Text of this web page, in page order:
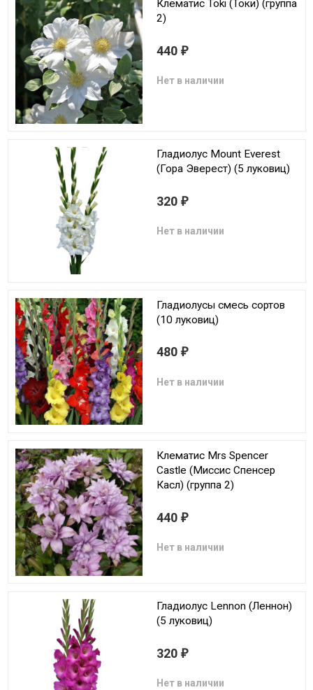
Клематис Toki (Токи) (группа
2)
440 ₽
Нет в наличии
Гладиолус Mount Everest
(Гора Эверест) (5 луковиц)
320 ₽
Нет в наличии
Гладиолусы смесь сортов
(10 луковиц)
480 ₽
Нет в наличии
Клематис Mrs Spencer
Castle (Миссис Спенсер
Касл) (группа 2)
440 ₽
Нет в наличии
Гладиолус Lennon (Леннон)
(5 луковиц)
320 ₽
Нет в наличии